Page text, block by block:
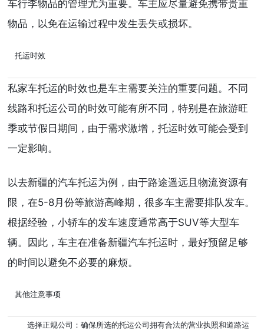
车行李物品的管理尤为重要。车主应尽量避免携带贵重
物品，以免在运输过程中发生丢失或损坏。
托运时效
私家车托运的时效也是车主需要关注的重要问题。不同
线路和托运公司的时效可能有所不同，特别是在旅游旺
季或节假日期间，由于需求激增，托运时效可能会受到
一定影响。
以去新疆的汽车托运为例，由于路途遥远且物流资源有
限，在5-8月份等旅游高峰期，很多车主需要排队发车。
根据经验，小轿车的发车速度通常高于SUV等大型车
辆。因此，车主在准备新疆汽车托运时，最好预留足够
的时间以避免不必要的麻烦。
其他注意事项
选择正规公司：确保所选的托运公司拥有合法的营业执照和道路运